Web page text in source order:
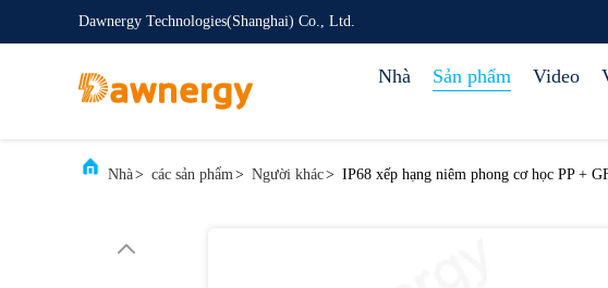
Dawnergy Technologies(Shanghai) Co., Ltd.
Nhà Sản phẩm Video
Nhà> các sản phẩm> Người khác> IP68 xếp hạng niêm phong cơ học PP +